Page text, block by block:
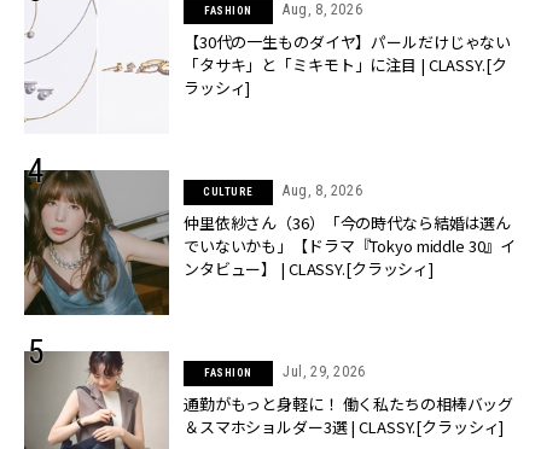
FASHION Aug, 8, 2026
【30代の一生ものダイヤ】パールだけじゃない
「タサキ」と「ミキモト」に注目 | CLASSY.[ク
ラッシィ]
CULTURE Aug, 8, 2026
仲里依紗さん（36）「今の時代なら結婚は選ん
でいないかも」【ドラマ『Tokyo middle 30』イ
ンタビュー】 | CLASSY.[クラッシィ]
FASHION Jul, 29, 2026
通勤がもっと身軽に！ 働く私たちの相棒バッグ
＆スマホショルダー3選 | CLASSY.[クラッシィ]